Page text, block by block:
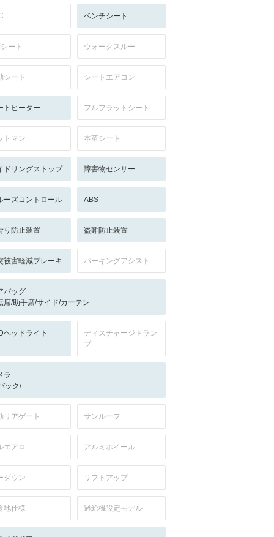
ベンチシート
ート ウォークスルー
シート シートエアコン
トヒーター フルフラットシート
トマン 本革シート
ドリングストップ 障害物センサー
ーズコントロール ABS
り防止装置 盗難防止装置
被害軽減ブレーキ パーキングアシスト
バッグ
席/助手席/サイド/カーテン
ヘッドライト
ディスチャージドラン
プ
ラ
ック/-
リアゲート サンルーフ
エアロ アルミホイール
ダウン リフトアップ
地仕様 過給機設定モデル